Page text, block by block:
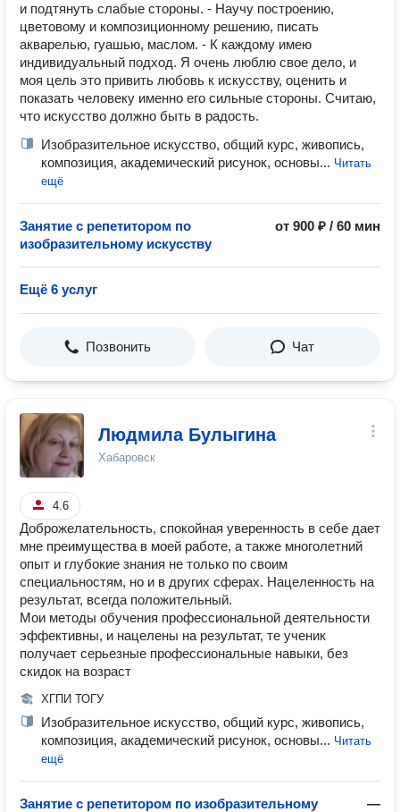
и подтянуть слабые стороны. - Научу построению,
цветовому и композиционному решению, писать
акварелью, гуашью, маслом. - К каждому имею
индивидуальный подход. Я очень люблю свое дело, и
моя цель это привить любовь к искусству, оценить и
показать человеку именно его сильные стороны. Считаю,
что искусство должно быть в радость.
Изобразительное искусство, общий курс, живопись,
композиция, академический рисунок, основы... Читать
ещё
Занятие с репетитором по
изобразительному искусству
от 900 ₽ / 60 мин
Ещё 6 услуг
Позвонить Чат
Людмила Булыгина
Хабаровск
4.6
Доброжелательность, спокойная уверенность в себе дает
мне преимущества в моей работе, а также многолетний
опыт и глубокие знания не только по своим
специальностям, но и в других сферах. Нацеленность на
результат, всегда положительный.
Мои методы обучения профессиональной деятельности
эффективны, и нацелены на результат, те ученик
получает серьезные профессиональные навыки, без
скидок на возраст
ХГПИ ТОГУ
Изобразительное искусство, общий курс, живопись,
композиция, академический рисунок, основы... Читать
ещё
Занятие с репетитором по изобразительному
—